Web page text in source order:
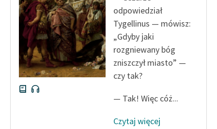
odpowiedział
Tygellinus — mówisz:
„Gdyby jaki
rozgniewany bóg
zniszczył miasto” —
czy tak?
— Tak! Więc cóż...
Czytaj więcej